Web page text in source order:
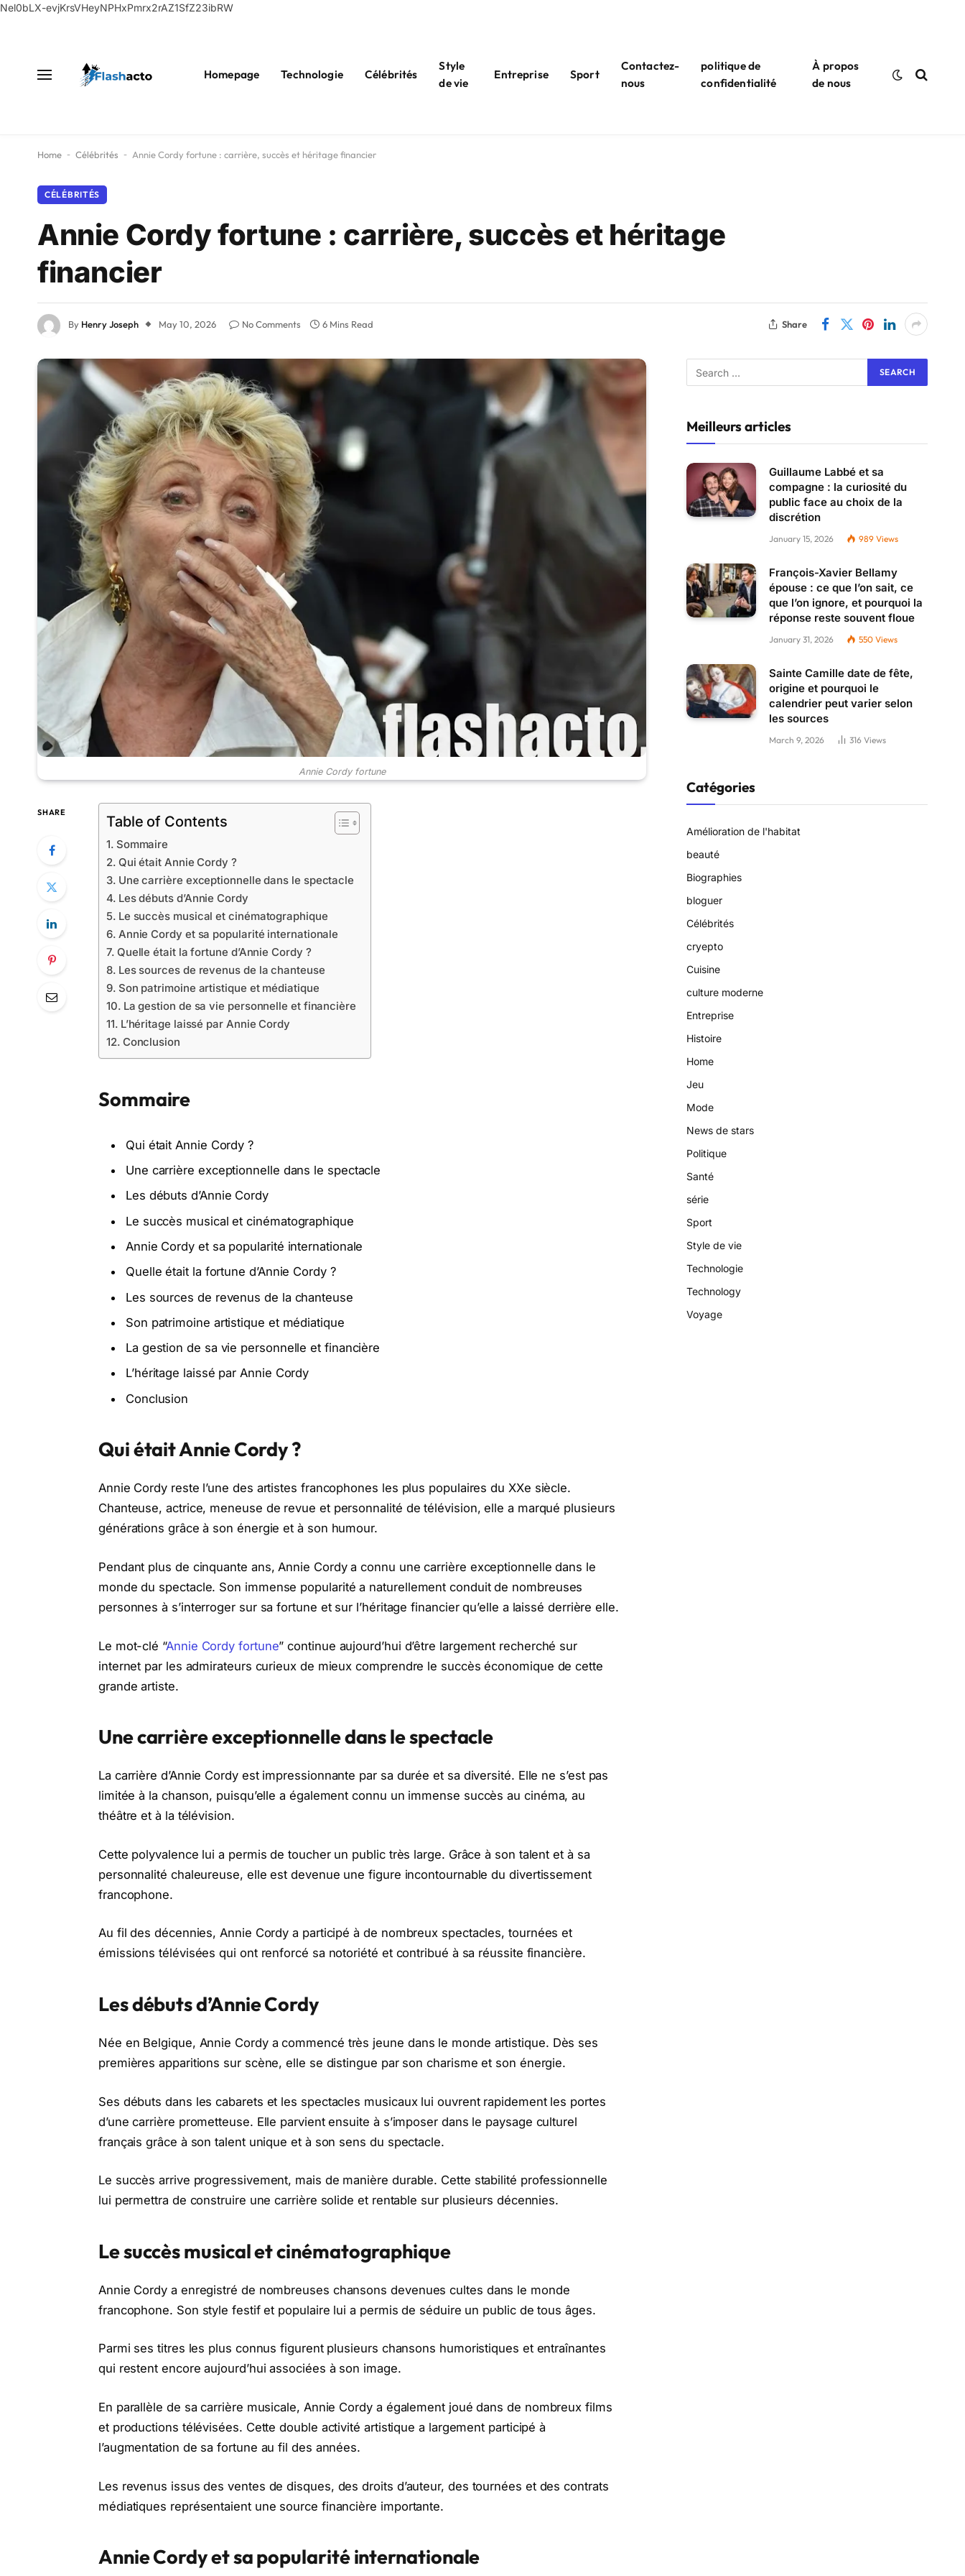
Nel0bLX-evjKrsVHeyNPHxPmrx2rAZ1SfZ23ibRW
Homepage Technologie Célébrités
Style
de vie
Entreprise Sport
Contactez-
nous
politique de
confidentialité
À propos
de nous
Home - Célébrités - Annie Cordy fortune : carrière, succès et héritage financier
CÉLÉBRITÉS
Annie Cordy fortune : carrière, succès et héritage
financier
By Henry Joseph May 10, 2026 No Comments 6 Mins Read Share
Annie Cordy fortune
SHARE
Table of Contents
Sommaire
Qui était Annie Cordy ?
Une carrière exceptionnelle dans le spectacle
Les débuts d’Annie Cordy
Le succès musical et cinématographique
Annie Cordy et sa popularité internationale
Quelle était la fortune d’Annie Cordy ?
Les sources de revenus de la chanteuse
Son patrimoine artistique et médiatique
La gestion de sa vie personnelle et financière
L’héritage laissé par Annie Cordy
Conclusion
Sommaire
Qui était Annie Cordy ?
Une carrière exceptionnelle dans le spectacle
Les débuts d’Annie Cordy
Le succès musical et cinématographique
Annie Cordy et sa popularité internationale
Quelle était la fortune d’Annie Cordy ?
Les sources de revenus de la chanteuse
Son patrimoine artistique et médiatique
La gestion de sa vie personnelle et financière
L’héritage laissé par Annie Cordy
Conclusion
Qui était Annie Cordy ?
Annie Cordy reste l’une des artistes francophones les plus populaires du XXe siècle.
Chanteuse, actrice, meneuse de revue et personnalité de télévision, elle a marqué plusieurs
générations grâce à son énergie et à son humour.
Pendant plus de cinquante ans, Annie Cordy a connu une carrière exceptionnelle dans le
monde du spectacle. Son immense popularité a naturellement conduit de nombreuses
personnes à s’interroger sur sa fortune et sur l’héritage financier qu’elle a laissé derrière elle.
Le mot-clé “Annie Cordy fortune” continue aujourd’hui d’être largement recherché sur
internet par les admirateurs curieux de mieux comprendre le succès économique de cette
grande artiste.
Une carrière exceptionnelle dans le spectacle
La carrière d’Annie Cordy est impressionnante par sa durée et sa diversité. Elle ne s’est pas
limitée à la chanson, puisqu’elle a également connu un immense succès au cinéma, au
théâtre et à la télévision.
Cette polyvalence lui a permis de toucher un public très large. Grâce à son talent et à sa
personnalité chaleureuse, elle est devenue une figure incontournable du divertissement
francophone.
Au fil des décennies, Annie Cordy a participé à de nombreux spectacles, tournées et
émissions télévisées qui ont renforcé sa notoriété et contribué à sa réussite financière.
Les débuts d’Annie Cordy
Née en Belgique, Annie Cordy a commencé très jeune dans le monde artistique. Dès ses
premières apparitions sur scène, elle se distingue par son charisme et son énergie.
Ses débuts dans les cabarets et les spectacles musicaux lui ouvrent rapidement les portes
d’une carrière prometteuse. Elle parvient ensuite à s’imposer dans le paysage culturel
français grâce à son talent unique et à son sens du spectacle.
Le succès arrive progressivement, mais de manière durable. Cette stabilité professionnelle
lui permettra de construire une carrière solide et rentable sur plusieurs décennies.
Le succès musical et cinématographique
Annie Cordy a enregistré de nombreuses chansons devenues cultes dans le monde
francophone. Son style festif et populaire lui a permis de séduire un public de tous âges.
Parmi ses titres les plus connus figurent plusieurs chansons humoristiques et entraînantes
qui restent encore aujourd’hui associées à son image.
En parallèle de sa carrière musicale, Annie Cordy a également joué dans de nombreux films
et productions télévisées. Cette double activité artistique a largement participé à
l’augmentation de sa fortune au fil des années.
Les revenus issus des ventes de disques, des droits d’auteur, des tournées et des contrats
médiatiques représentaient une source financière importante.
Annie Cordy et sa popularité internationale
Meilleurs articles
Guillaume Labbé et sa
compagne : la curiosité du
public face au choix de la
discrétion
January 15, 2026 989 Views
François-Xavier Bellamy
épouse : ce que l’on sait, ce
que l’on ignore, et pourquoi la
réponse reste souvent floue
January 31, 2026 550 Views
Sainte Camille date de fête,
origine et pourquoi le
calendrier peut varier selon
les sources
March 9, 2026 316 Views
Catégories
Amélioration de l'habitat
beauté
Biographies
bloguer
Célébrités
cryepto
Cuisine
culture moderne
Entreprise
Histoire
Home
Jeu
Mode
News de stars
Politique
Santé
série
Sport
Style de vie
Technologie
Technology
Voyage